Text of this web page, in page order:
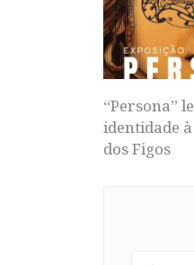
“Persona”
identidade
dos Figos